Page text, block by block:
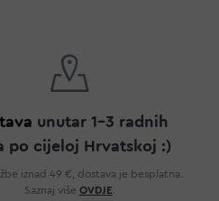
unutar 1-3 radnih
po cijeloj Hrvatskoj :)
iznad 49 €, dostava je besplatna.
Saznaj više OVDJE